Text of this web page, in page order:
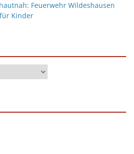
Feuerwehr Wildeshausen
Kinder